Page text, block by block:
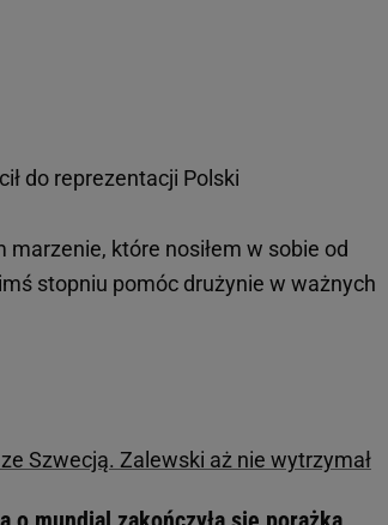
do reprezentacji Polski
które nosiłem w sobie od
stopniu pomóc drużynie w ważnych
Szwecją. Zalewski aż nie wytrzymał